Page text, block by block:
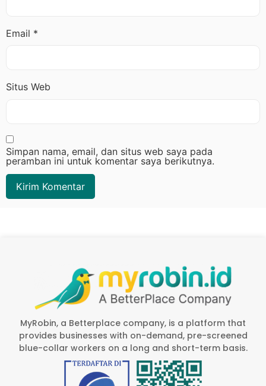
Email *
Situs Web
Simpan nama, email, dan situs web saya pada
peramban ini untuk komentar saya berikutnya.
MyRobin, a Betterplace company, is a platform that
provides businesses with on-demand, pre-screened
blue-collar workers on a long and short-term basis.